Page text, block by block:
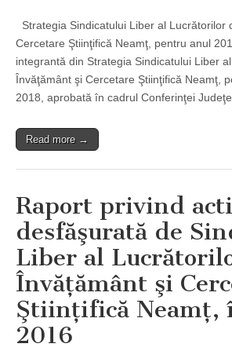
Strategia Sindicatului Liber al Lucrătorilor
Cercetare Ştiinţifică Neamţ, pentru anul
integrantă din Strategia Sindicatului Liber
Învăţământ şi Cercetare Ştiinţifică Neamţ,
2018, aprobată în cadrul Conferinţei
Read more →
Raport privind
desfăşurată de
Liber al
Învăţământ şi
Ştiinţifică Neamţ,
2016